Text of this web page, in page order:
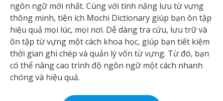
ngôn ngữ mới nhất. Cùng với tính năng lưu từ vựng
thông minh, tiện ích Mochi Dictionary giúp bạn ôn tập
hiệu quả mọi lúc, mọi nơi. Dễ dàng tra cứu, lưu trữ và
ôn tập từ vựng một cách khoa học, giúp bạn tiết kiệm
thời gian ghi chép và quản lý vốn từ vựng. Từ đó, bạn
có thể nâng cao trình độ ngôn ngữ một cách nhanh
chóng và hiệu quả.